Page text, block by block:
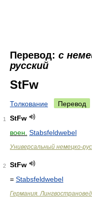
Перевод: с
русский
StFw
Толкование Перевод
1
StFw
воен. Stabsfeldwebel
Универсальный немецко-
2
StFw
= Stabsfeldwebel
Германия.